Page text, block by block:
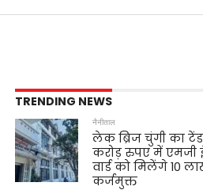
TRENDING NEWS
नैनीताल
लेक ब्रिज चुंगी का
करोड़ रुपए में एमजी
वार्ड को मिलेंगे 10
कर्जमुक्त